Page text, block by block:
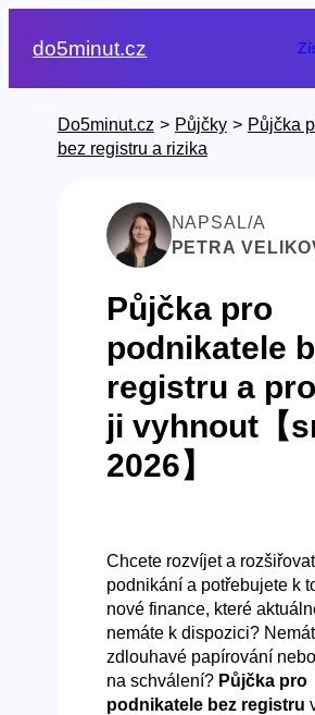
do5minut.cz
Do5minut.cz > Půjčky > Půjčka
bez registru a rizika
NAPSAL/A
PETRA
Půjčka pro
podnikatele
registru a
ji vyhnout【
2026】
Chcete rozvíjet a
podnikání a potřebujete k
nové finance, které
nemáte k dispozici?
zdlouhavé papírování
na schválení? Půjčka pro
podnikatele bez registru